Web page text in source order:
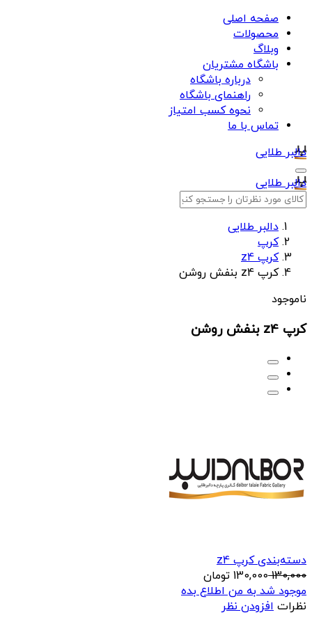
صفحه اصلی
محصولات
وبلاگ
باشگاه مشتریان
درباره باشگاه
راهنمای باشگاه
نحوه کسب امتیاز
تماس با ما
دالبر طلایی
دالبر طلایی
دالبر طلایی
کرپ
کرپ z4
کرپ z4 بنفش روشن
ناموجود
کرپ z4 بنفش روشن
دسته‌بندی کرپ z4
130,000
130,000 تومان
موجود شد به من اطلاع بده
نظرات افزودن نظر